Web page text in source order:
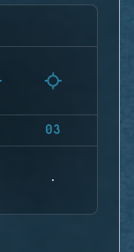
03